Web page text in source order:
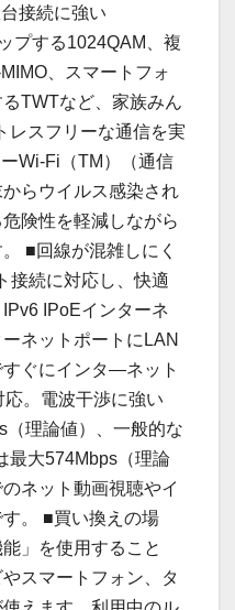
接続に強い
プする1024QAM、複
、スマートフォ
TWTなど、家族みん
レスフリーな通信を実
Wi-Fi（TM）（通信
らウイルス感染され
険性を軽減しながら
■回線が混雑しにく
接続に対応し、快適
IPoEインターネ
ネットポートにLAN
ぐにインタ―ネット
。電波干渉に強い
理論値）、一般的な
最大574Mbps（理論
ネット動画視聴やイ
。 ■買い換えの場
」を使用すること
スマートフォン、タ